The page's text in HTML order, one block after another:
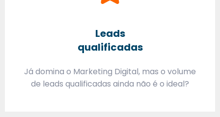
Leads
qualificadas
Já domina o Marketing Digital, mas o volume
de leads qualificadas ainda não é o ideal?